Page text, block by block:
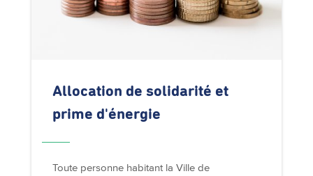
Allocation de solidarité et
prime d'énergie
Toute personne habitant la Ville de